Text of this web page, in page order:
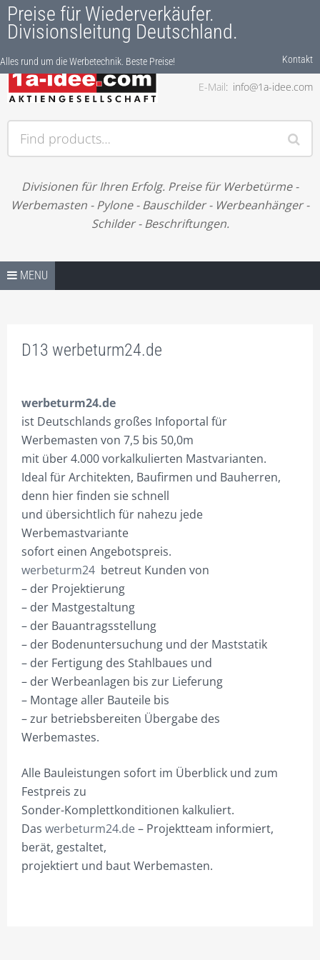
Preise für Wiederverkäufer.
Divisionsleitung Deutschland.
Alles rund um die Werbetechnik. Beste Preise! Kontakt
Alles rund um die Werbetechnik. Beste Preise!
E-Mail
info@1a-idee.com
Find products…
Divisionen für Ihren Erfolg. Preise für Werbetürme -
Werbemasten - Pylone - Bauschilder - Werbeanhänger -
Schilder - Beschriftungen.
Skip to content
MENU
PREISE / LIZENZEN-SHOP
D2 ACTIONPROMOTION.DE
D3 BAUSCHILD-MIETE.DE
D4 BUSITEX.DE
D5 CITMAX.DE
D6 HANDZETTEL-VERTEIL
D7 IHREWERBEABTEILUNG
D8 MAXIWALL.DE
D9 PRAXISPROMOTION.DE
D10 PYLONE24.DE
D11 REDAX24.DE
D12 WERBEANHAENGER
D13 WERBETURM24.DE
SHOPS NUR FÜR GEWERBETREIBENDE!
HILFE?/FAQ
VERTRIEB
1) WER WIR SIND & WAS WIR MACHEN
D13 werbeturm24.de
werbeturm24.de
ist Deutschlands großes Infoportal für
Werbemasten von 7,5 bis 50,0m
mit über 4.000 vorkalkulierten Mastvarianten.
Ideal für Architekten, Baufirmen und Bauherren,
denn hier finden sie schnell
und übersichtlich für nahezu jede
Werbemastvariante
sofort einen Angebotspreis.
werbeturm24 betreut Kunden von
– der Projektierung
– der Mastgestaltung
– der Bauantragsstellung
– der Bodenuntersuchung und der Maststatik
– der Fertigung des Stahlbaues und
– der Werbeanlagen bis zur Lieferung
– Montage aller Bauteile bis
– zur betriebsbereiten Übergabe des
Werbemastes.
Alle Bauleistungen sofort im Überblick und zum
Festpreis zu
Sonder-Komplettkonditionen kalkuliert.
Das werbeturm24.de– Projektteam informiert,
berät, gestaltet,
projektiert und baut Werbemasten.